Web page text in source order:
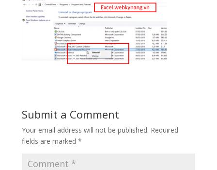
Submit a Comment
Your email address will not be published. Required
fields are marked *